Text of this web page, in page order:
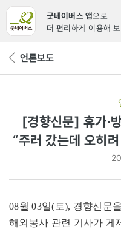
굿네이버스 앱으로
더 편리하게 이용해
뒤 언론보도
[경향신문] 휴가·
“주러 갔는데 오
08월 03일(토), 경향신문
해외봉사 관련 기사가 게